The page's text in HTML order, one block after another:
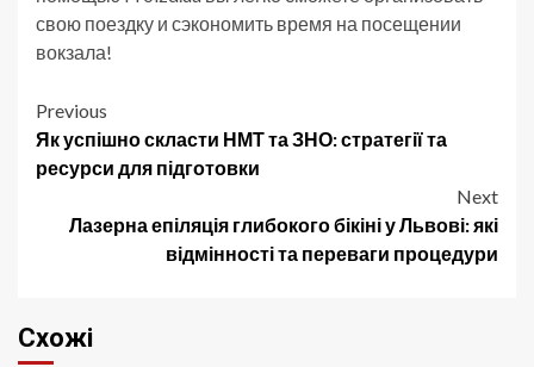
свою поездку и сэкономить время на посещении
вокзала!
Post
navigation
Previous
Як успішно скласти НМТ та ЗНО: стратегії та
ресурси для підготовки
Next
Лазерна епіляція глибокого бікіні у Львові: які
відмінності та переваги процедури
Схожі